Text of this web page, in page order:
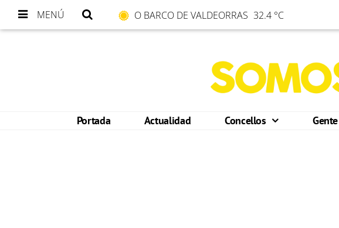
MENÚ O BARCO DE VALDEORRAS 32.4 °C
Portada Actualidad Concellos Gente